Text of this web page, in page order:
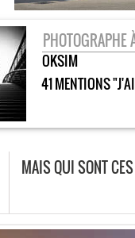
PHOTOGRAPHE
OKSIM
41 MENTIONS
MAIS QUI SONT